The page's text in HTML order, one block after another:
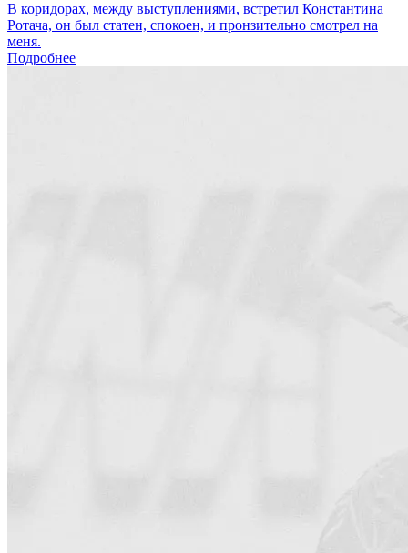
В коридорах, между выступлениями, встретил Константина
Ротача, он был статен, спокоен, и пронзительно смотрел на
меня.
Подробнее